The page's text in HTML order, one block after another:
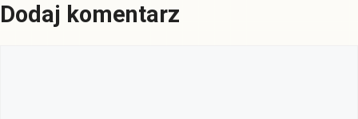
Dodaj komentarz